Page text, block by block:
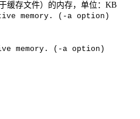
缓存文件）的内存，单位： KB
memory. (-a option)
memory. (-a option)